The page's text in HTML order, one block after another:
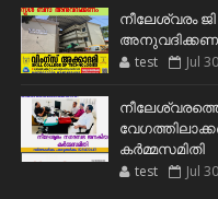
നീലേശ്വരം
test Jul
കർമ്മസമിതി
test Jul